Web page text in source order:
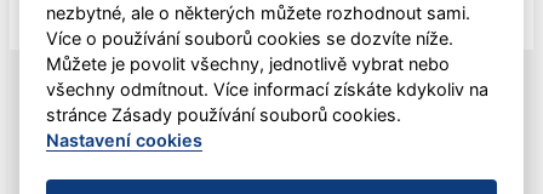
nezbytné, ale o některých můžete rozhodnout sami.
Více o používání souborů cookies se dozvíte níže.
Můžete je povolit všechny, jednotlivě vybrat nebo
všechny odmítnout. Více informací získáte kdykoliv na
stránce Zásady používání souborů cookies.
Nastavení cookies